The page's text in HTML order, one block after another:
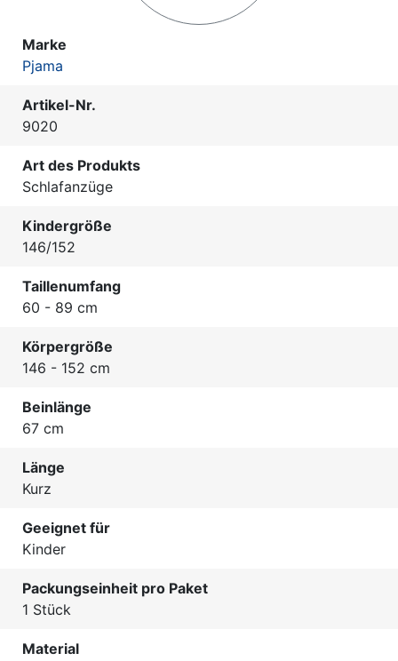
Marke
Pjama
Artikel-Nr.
9020
Art des Produkts
Schlafanzüge
Kindergröße
146/152
Taillenumfang
60 - 89 cm
Körpergröße
146 - 152 cm
Beinlänge
67 cm
Länge
Kurz
Geeignet für
Kinder
Packungseinheit pro Paket
1 Stück
Material